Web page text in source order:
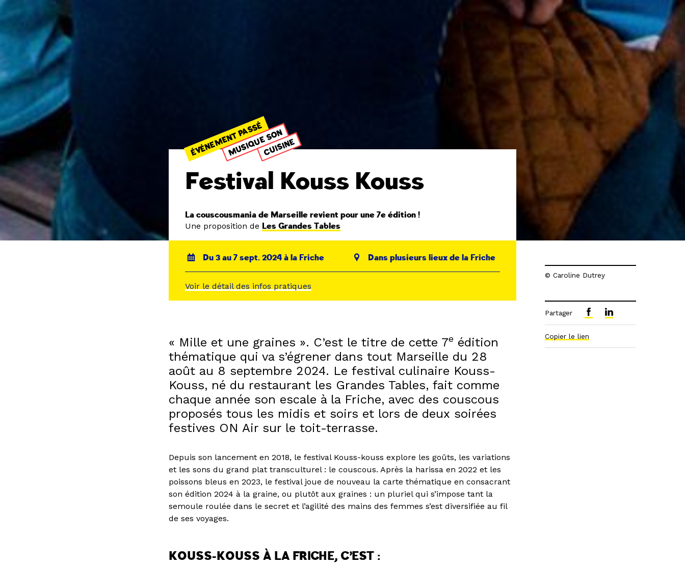
ÉVÉNEMENT PASSÉ
MUSIQUE SON
CUISINE
Festival Kouss Kouss
La couscousmania de Marseille revient pour une 7e édition !
Une proposition de Les Grandes Tables
Du 3 au 7 sept. 2024 à la Friche Dans plusieurs lieux de la Friche
Voir le détail des infos pratiques
« Mille et une graines ». C’est le titre de cette 7e édition
thématique qui va s’égrener dans tout Marseille du 28
août au 8 septembre 2024. Le festival culinaire Kouss-
Kouss, né du restaurant les Grandes Tables, fait comme
chaque année son escale à la Friche, avec des couscous
proposés tous les midis et soirs et lors de deux soirées
festives ON Air sur le toit-terrasse.
Depuis son lancement en 2018, le festival Kouss-kouss explore les goûts, les variations
et les sons du grand plat transculturel : le couscous. Après la harissa en 2022 et les
poissons bleus en 2023, le festival joue de nouveau la carte thématique en consacrant
son édition 2024 à la graine, ou plutôt aux graines : un pluriel qui s’impose tant la
semoule roulée dans le secret et l’agilité des mains des femmes s’est diversifiée au fil
de ses voyages.
KOUSS-KOUSS À LA FRICHE, C’EST :
© Caroline Dutrey
Partager
Copier le lien